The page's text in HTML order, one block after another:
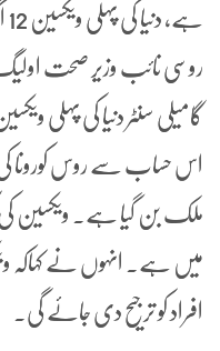
روسی نائب وزیر صحت
اس حساب سے روس کورونا کی
ملک بن گیا ہے۔ ویکسین کی
میں ہے۔ انہوں نے کہاکہ
افراد کو ترجیح دی جائے گی۔